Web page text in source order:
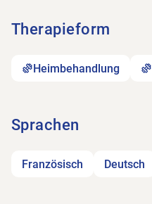
Therapieform
Heimbehandlung
Sprachen
Französisch Deutsch